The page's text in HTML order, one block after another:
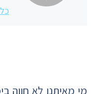
מי מאיתנו לא חווה